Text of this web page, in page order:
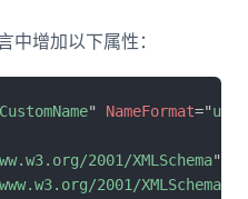
中增加以下属性：
CustomName" NameFormat="
2001/XMLSchema"
2001/XMLSchema-